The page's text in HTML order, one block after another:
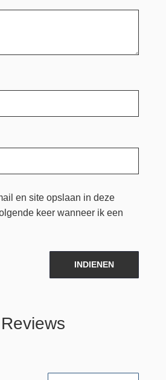
en site opslaan in deze
keer wanneer ik een
INDIENEN